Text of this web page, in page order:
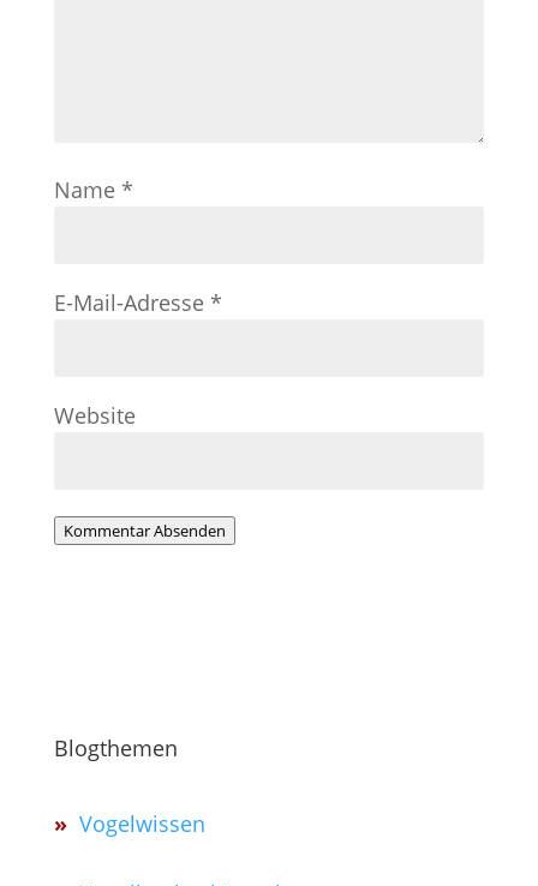
Name *
E-Mail-Adresse *
Website
Kommentar Absenden
Blogthemen
» Vogelwissen